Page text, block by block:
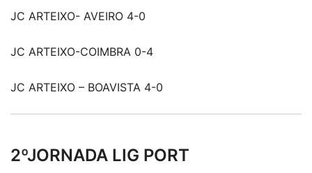
JC ARTEIXO- AVEIRO 4-0
JC ARTEIXO-COIMBRA 0-4
JC ARTEIXO – BOAVISTA 4-0
2ºJORNADA LIG PORT